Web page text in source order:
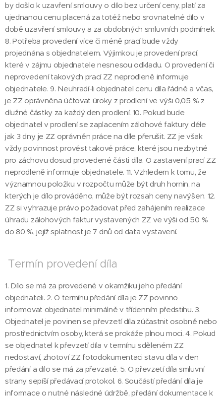
by došlo k uzavření smlouvy o dílo bez určení ceny, platí za
ujednanou cenu placená za totéž nebo srovnatelné dílo v
době uzavření smlouvy a za obdobných smluvních podmínek.
8. Potřeba provedení více či méně prací bude vždy
projednána s objednatelem. Výjimkou je provedení prací,
které v zájmu objednatele nesnesou odkladu. O provedení či
neprovedení takových prací ZZ neprodleně informuje
objednatele. 9. Neuhradí-li objednatel cenu díla řádně a včas,
je ZZ oprávněna účtovat úroky z prodlení ve výši 0,05 % z
dlužné částky za každý den prodlení. 10. Pokud bude
objednatel v prodlení se zaplacením zálohové faktury déle
jak 3 dny, je ZZ oprávněn práce na díle přerušit. ZZ je však
vždy povinnost provést takové práce, které jsou nezbytné
pro záchovu dosud provedené části díla. O zastavení prací ZZ
neprodleně informuje objednatele. 11. Vzhledem k tomu, že
významnou položku v rozpočtu může být druh hornin, na
kterých je dílo prováděno, může být rozsah ceny navýšen. 12.
ZZ si vyhrazuje právo požadovat před zahájením realizace
úhradu zálohových faktur vystavených ZZ ve výši od 50 %
do 80 %, jejíž splatnost je 7 dnů od data vystavení.
Termín provedení díla
1. Dílo se má za provedené v okamžiku jeho předání
objednateli. 2. O termínu předání díla je ZZ povinno
informovat objednatel minimálně v třídenním předstihu. 3.
Objednatel je povinen se převzetí díla zúčastnit osobně nebo
prostřednictvím osoby, která se prokáže plnou moci. 4. Pokud
se objednatel k převzetí díla v termínu sděleném ZZ
nedostaví, zhotoví ZZ fotodokumentaci stavu díla v den
předání a dílo se má za převzaté. 5. O převzetí díla smluvní
strany sepíší předávací protokol. 6. Součástí předání díla je
informace o nutné následné údržbě, předání dokumentace k